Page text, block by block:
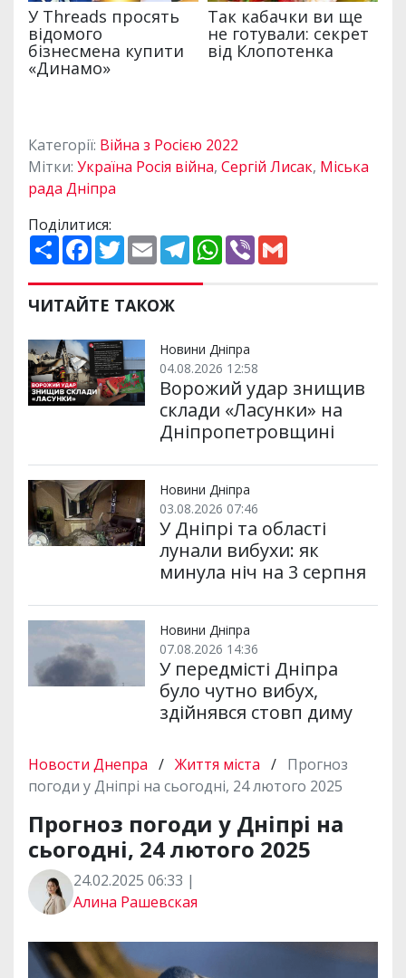
Категорії: Війна з Росією 2022
Мітки: Україна Росія війна, Сергій Лисак, Міська
рада Дніпра
Поділитися:
П
о
и
р
и
и
F
a
e
b
o
k
T
w
t
t
e
E
m
i
l
T
e
e
m
W
h
p
V
ЧИТАЙТЕ ТАКОЖ
Новини Дніпра
04.08.2026 12:58
Ворожий удар знищив
склади «Ласунки» на
Дніпропетровщині
Новини Дніпра
03.08.2026 07:46
У Дніпрі та області
лунали вибухи: як
минула ніч на 3 серпня
Новини Дніпра
07.08.2026 14:36
У передмісті Дніпра
було чутно вибух,
здійнявся стовп диму
Новости Днепра / Життя міста / Прогноз
погоди у Дніпрі на сьогодні, 24 лютого 2025
Прогноз погоди у Дніпрі на
сьогодні, 24 лютого 2025
24.02.2025 06:33 |
Алина Рашевская